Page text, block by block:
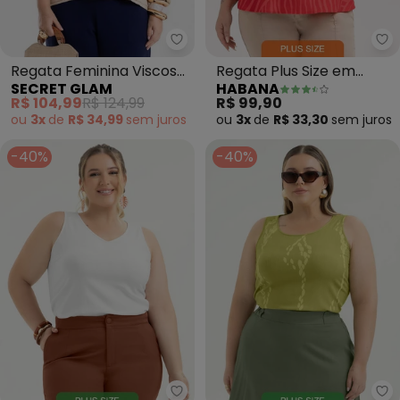
Secret Glam - Regata
Regata Feminina Viscose
Creponada (Bege)
SECRET GLAM
R$ 104,99R$ 124,99
ou 3x de R$ 34,99 sem juros
Regata Plus Size em
Misturinha (Vermelho)
HABANA
R$ 99,90
ou 3x de R$ 33,30 sem juros
-40% -40%